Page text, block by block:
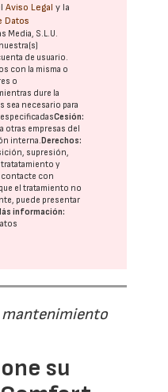
Aviso Legal y la
Datos
Media, S.L.U.
de usuario.
con la misma o
o
dure la
sea necesario para
Cesión:
otras empresas del
interna.Derechos:
supresión,
y
contacte con
el tratamiento no
puede presentar
información:
mantenimiento
su